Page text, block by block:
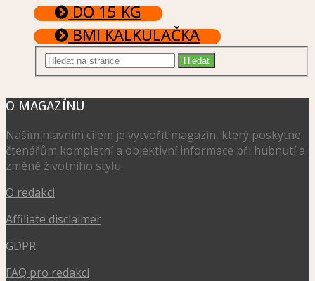
DO 15 KG
BMI KALKULAČKA
O MAGAZÍNU
Našim hlavním cílem je vytvořit magazín, který poskytne
čtenářům kompletní a objektivní informace při hubnutí a
změně životního stylu.
O redakci
Affiliate disclaimer
GDPR
FAQ pro redakci